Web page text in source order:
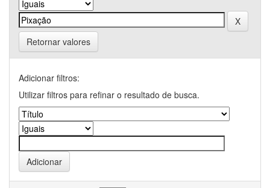
Retornar valores
Adicionar filtros:
Utilizar filtros para refinar o resultado de busca.